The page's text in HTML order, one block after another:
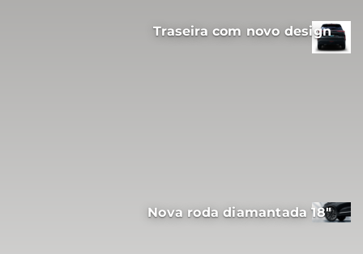
Traseira com novo design
Nova roda diamantada 18"